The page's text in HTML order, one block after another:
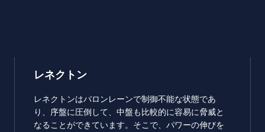
レネクトン
レネクトンはバロンレーンで制御不能な状態であ
り、序盤に圧倒して、中盤も比較的に容易に脅威と
なることができています。そこで、パワーの伸びを